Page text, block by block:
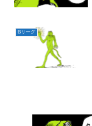
Bリーグ